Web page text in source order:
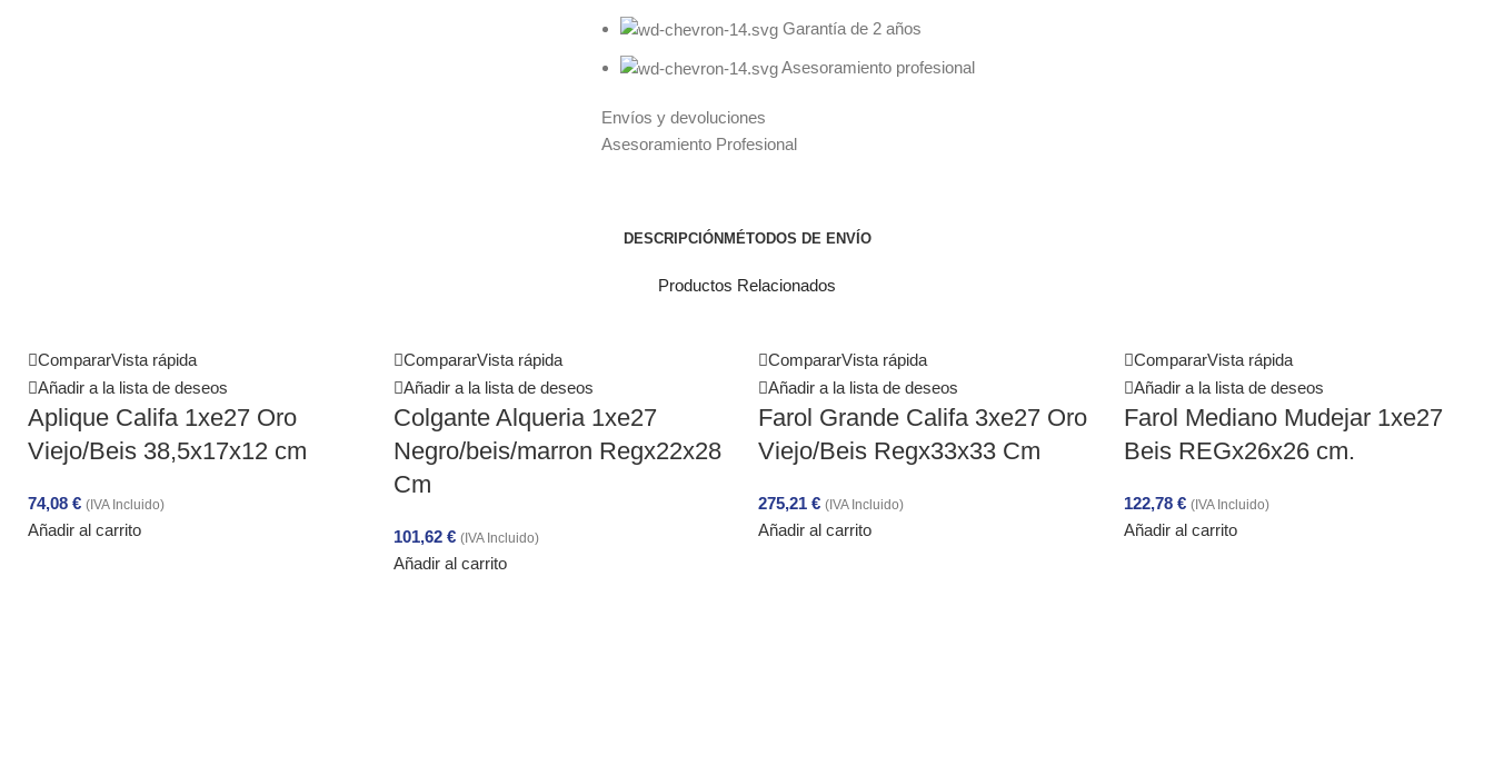
Garantía de 2 años
Asesoramiento profesional
Envíos y devoluciones
Asesoramiento Profesional
DESCRIPCIÓN MÉTODOS DE ENVÍO
Productos Relacionados
CompararVista rápida
Añadir a la lista de deseos
Aplique Califa 1xe27 Oro
Viejo/Beis 38,5x17x12 cm
74,08 € (IVA Incluido)
Añadir al carrito
CompararVista rápida
Añadir a la lista de deseos
Colgante Alqueria 1xe27
Negro/beis/marron Regx22x28
Cm
101,62 € (IVA Incluido)
Añadir al carrito
CompararVista rápida
Añadir a la lista de deseos
Farol Grande Califa 3xe27 Oro
Viejo/Beis Regx33x33 Cm
275,21 € (IVA Incluido)
Añadir al carrito
CompararVista rápida
Añadir a la lista de deseos
Farol Mediano Mudejar 1xe27
Beis REGx26x26 cm.
122,78 € (IVA Incluido)
Añadir al carrito